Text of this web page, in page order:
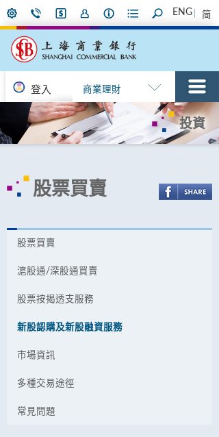
ENG 简
登入 商業理財
投資
股票買賣
股票買賣
滬股通/深股通買賣
股票按揭透支服務
新股認購及新股融資服務
市場資訊
多種交易途徑
常見問題